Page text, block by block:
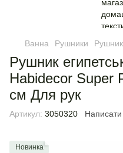
Ванна Рушники
Рушник
Habidecor Super
см Для рук
Артикул: 3050320 Написати
Новинка